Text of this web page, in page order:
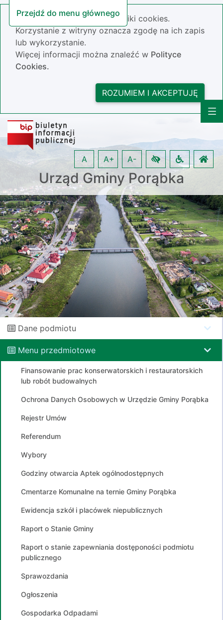
Przejdź do menu głównego
Nasza strona wykorzystuje pliki cookies.
Korzystanie z witryny oznacza zgodę na ich zapis
lub wykorzystanie.
Więcej informacji można znaleźć w Polityce
Cookies.
ROZUMIEM I AKCEPTUJĘ
Urząd Gminy Porąbka
A A+ A-
Dane podmiotu
Menu przedmiotowe
Finansowanie prac konserwatorskich i restauratorskich
lub robót budowalnych
Ochrona Danych Osobowych w Urzędzie Gminy Porąbka
Rejestr Umów
Referendum
Wybory
Godziny otwarcia Aptek ogólnodostępnych
Cmentarze Komunalne na ternie Gminy Porąbka
Ewidencja szkół i placówek niepublicznych
Raport o Stanie Gminy
Raport o stanie zapewniania dostęponości podmiotu
publicznego
Sprawozdania
Ogłoszenia
Gospodarka Odpadami